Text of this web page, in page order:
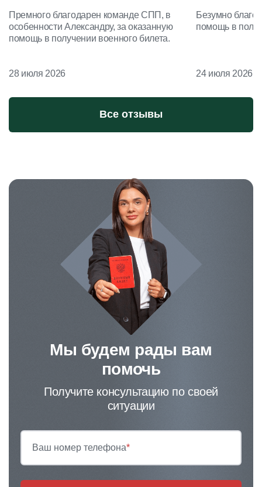
Премного благодарен команде СПП, в
особенности Александру, за оказанную
помощь в получении военного билета.
28 июля 2026
Безумно
помощь в
24 июля 2026
Все отзывы
Мы будем рады вам
помочь
Получите консультацию по своей
ситуации
Ваш номер телефона*